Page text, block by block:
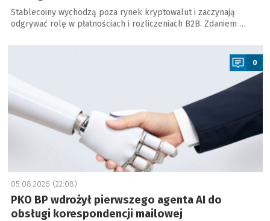
Stablecoiny wychodzą poza rynek kryptowalut i zaczynają
odgrywać rolę w płatnościach i rozliczeniach B2B. Zdaniem …
a
0
05.08.2026 (22:08)
PKO BP wdrożył pierwszego agenta AI do
obsługi korespondencji mailowej